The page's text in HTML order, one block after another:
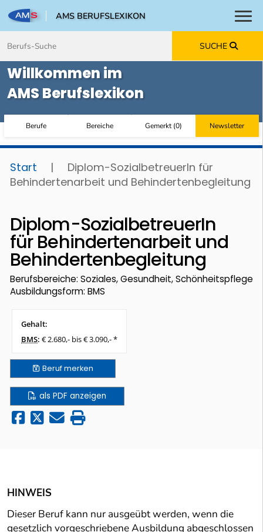
AMS BERUFSLEXIKON
SUCHE
Willkommen im
AMS Berufslexikon
Berufe Bereiche Gemerkt(0) Newsletter
Start |
Diplom-SozialbetreuerIn für
Behindertenarbeit und Behindertenbegleitung
Diplom-SozialbetreuerIn
für Behindertenarbeit und
Behindertenbegleitung
Berufsbereiche: Soziales, Gesundheit, Schönheitspflege
Ausbildungsform: BMS
Gehalt:
BMS: € 2.680,- bis € 3.090,- *
Berufmerken
als PDF anzeigen
HINWEIS
Dieser Beruf kann nur ausgeübt werden, wenn die
gesetzlich vorgeschriebene Ausbildung abgeschlossen